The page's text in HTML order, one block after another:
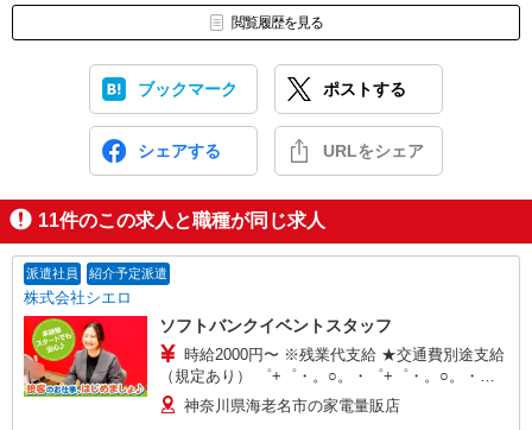
閲覧履歴を見る
ブックマーク ポストする
シェアする URLをシェア
11件のこの求人と職種が同じ求人
派遣社員 紹介予定派遣
株式会社シエロ
ソフトバンクイベントスタッフ
時給2000円〜 ※残業代支給 ★交通費別途支給
（規定あり） ゜+゜・。○。・゜+゜・。○。・゜
+゜ 入社祝い金10万円支給(規定有) お友達を紹介
頂くと, インセンティブ支給(規定有) ★月2回払
神奈川県海老名市の家電量販店